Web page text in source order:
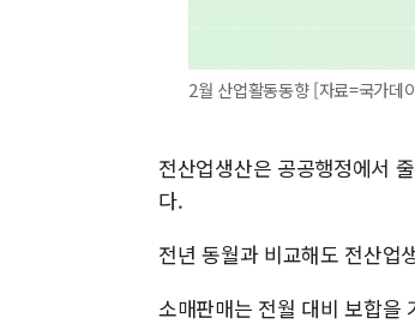
2월 산업활동동향 [자료=국가
전산업생산은 공공행정에서
다.
전년 동월과 비교해도 전산업
소매판매는 전월 대비 보합을